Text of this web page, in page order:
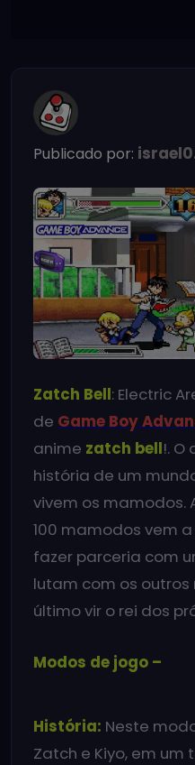
Publicado por:
Zatch Bell: Electric
de Game Boy
anime zatch bell!.
história de um
vivem os mamodos.
100 mamodos vem
fazer parceria com
lutam com os
último vir o rei dos
Modos de jogo –
História: Neste
Zatch e Kiyo, em